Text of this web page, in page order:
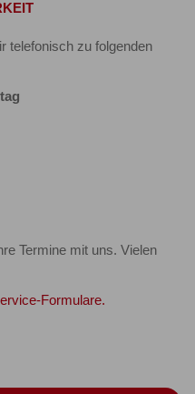
telefonisch zu folgenden
Termine mit uns. Vielen
Formulare.